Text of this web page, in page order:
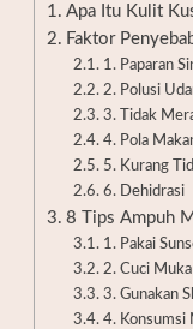
Apa Itu Kulit
Faktor
1. Paparan
2. Polusi
3. Tidak
4. Pola
5. Kurang
6. Dehidrasi
8 Tips Ampuh
1. Pakai
2. Cuci
3. Gunakan
4. Konsumsi